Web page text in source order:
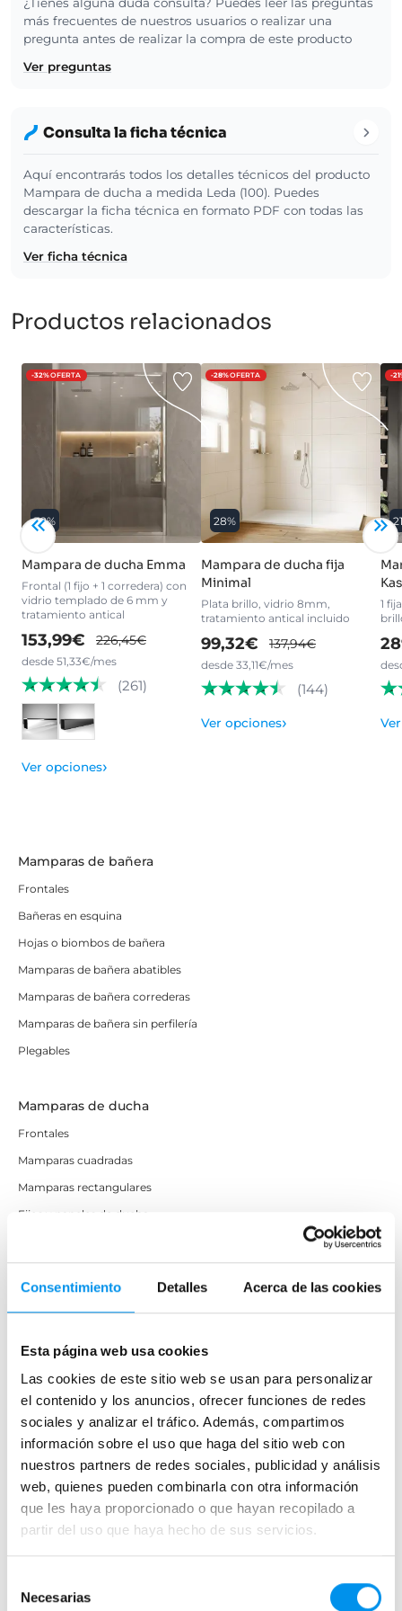
Consentimiento Detalles Acerca de las cookies
Esta página web usa cookies
Las cookies de este sitio web se usan para personalizar
el contenido y los anuncios, ofrecer funciones de redes
sociales y analizar el tráfico. Además, compartimos
información sobre el uso que haga del sitio web con
nuestros partners de redes sociales, publicidad y análisis
web, quienes pueden combinarla con otra información
que les haya proporcionado o que hayan recopilado a
partir del uso que haya hecho de sus servicios.
Necesarias
¿Tienes alguna duda consulta? Puedes leer las preguntas
más frecuentes de nuestros usuarios o realizar una
pregunta antes de realizar la compra de este producto
Ver preguntas
Consulta la ficha técnica
Aquí encontrarás todos los detalles técnicos del producto
Mampara de ducha a medida Leda (100). Puedes
descargar la ficha técnica en formato PDF con todas las
características.
Ver ficha técnica
Productos relacionados
-32%OFERTA
32%
Mampara de ducha Emma
Frontal (1 fijo + 1 corredera) con
vidrio templado de 6 mm y
tratamiento antical
153,99€ 226,45€
desde 51,33€/mes
(261)
Ver opciones›
-28%OFERTA
28%
Mampara de ducha fija
Minimal
Plata brillo, vidrio 8mm,
tratamiento antical incluido
99,32€ 137,94€
desde 33,11€/mes
(144)
Ver opciones›
-
1
Mamparas de bañera
Frontales
Bañeras en esquina
Hojas o biombos de bañera
Mamparas de bañera abatibles
Mamparas de bañera correderas
Mamparas de bañera sin perfilería
Plegables
Mamparas de ducha
Frontales
Mamparas cuadradas
Mamparas rectangulares
Fijos y paneles de ducha
Apertura abatible
Cristal fijo para ducha
Correderas
Mamparas doble hoja
Mamparas a ras de suelo
Mamparas con armario
Mamparas de colores
Mamparas de perfilería aluminio plata brillo
Mamparas de bañera perfilería negra